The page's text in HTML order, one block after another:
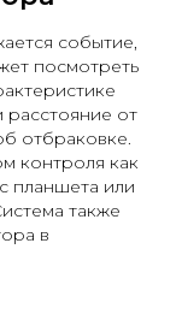
событие,
посмотреть
от
отбраковке.
контроля как
планшета или
также
в